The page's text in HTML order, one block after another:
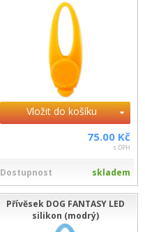
Vložit do košíku
75.00 Kč
s DPH
Dostupnost skladem
Přívěsek DOG FANTASY LED
silikon (modrý)